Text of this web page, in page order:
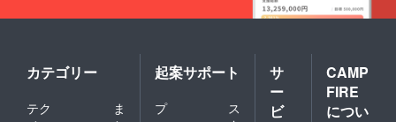
カテゴリー
テク
ま
起案サポート
プ
ス
サ
ー
ビ
CAMP
FIRE
につい